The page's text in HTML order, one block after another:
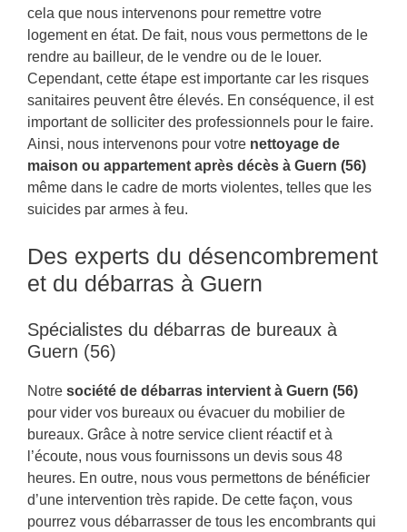
cela que nous intervenons pour remettre votre
logement en état. De fait, nous vous permettons de le
rendre au bailleur, de le vendre ou de le louer.
Cependant, cette étape est importante car les risques
sanitaires peuvent être élevés. En conséquence, il est
important de solliciter des professionnels pour le faire.
Ainsi, nous intervenons pour votre nettoyage de
maison ou appartement après décès à Guern (56)
même dans le cadre de morts violentes, telles que les
suicides par armes à feu.
Des experts du désencombrement
et du débarras à Guern
Spécialistes du débarras de bureaux à
Guern (56)
Notre société de débarras intervient à Guern (56)
pour vider vos bureaux ou évacuer du mobilier de
bureaux. Grâce à notre service client réactif et à
l’écoute, nous vous fournissons un devis sous 48
heures. En outre, nous vous permettons de bénéficier
d’une intervention très rapide. De cette façon, vous
pourrez vous débarrasser de tous les encombrants qui